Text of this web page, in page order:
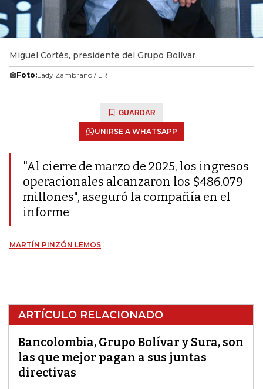
Miguel Cortés, presidente del Grupo Bolívar
Foto:Lady Zambrano / LR
GUARDAR
UNIRSE A WHATSAPP
"Al cierre de marzo de 2025, los ingresos
operacionales alcanzaron los $486.079
millones", aseguró la compañía en el
informe
MARTÍN PINZÓN LEMOS
ARTÍCULO RELACIONADO
Bancolombia, Grupo Bolívar y Sura, son
las que mejor pagan a sus juntas
directivas